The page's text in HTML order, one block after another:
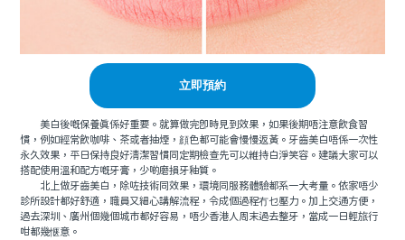
立即預約
美白後嘅保養真係好重要。就算做完即時見到效果，如果後期唔注意飲食習
慣，例如經常飲咖啡、茶或者抽煙，顔色都可能會慢慢返黃。牙齒美白唔係一次性
永久效果，平日保持良好清潔習慣同定期檢查先可以維持白淨笑容。建議大家可以
搭配使用溫和配方嘅牙膏，少啲磨損牙釉質。
北上做牙齒美白，除咗技術同效果，環境同服務體驗都系一大考量。依家唔少
診所設計都好舒適，職員又細心講解流程，令成個過程冇乜壓力。加上交通方便，
過去深圳、廣州個幾個城市都好容易，唔少香港人周末過去整牙，當成一日輕旅行
咁都幾惬意。